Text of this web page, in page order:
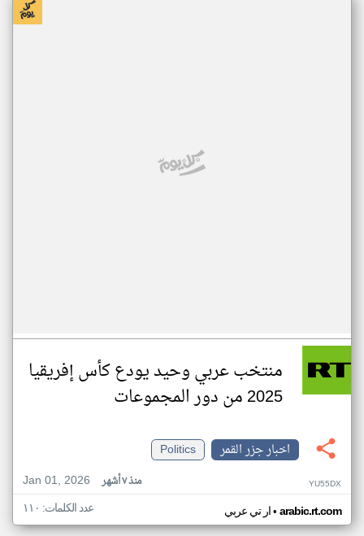
منتخب عربي وحيد يودع كأس إفريقيا
2025 من دور المجموعات
اخبار جزر القمر
Politics
Jan 01, 2026
منذ ٧ أشهر YU55DX
ار تي عربي• arabic.rt.com عدد الكلمات: ١١٠